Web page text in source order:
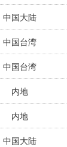
中国大陆
中国台湾
中国台湾
内地
内地
中国大陆